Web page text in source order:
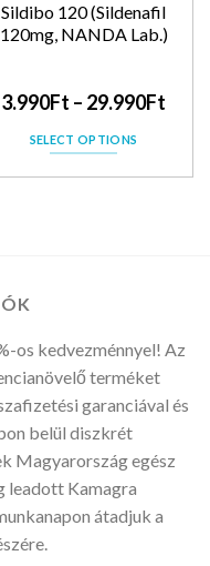
Sildibo 120 (Sildenafil
120mg, NANDA Lab.)
3.990Ft – 29.990Ft
SELECT OPTIONS
os kedvezménnyel! Az
terméket
garanciával és
belül diszkrét
Magyarország egész
leadott Kamagra
átadjuk a